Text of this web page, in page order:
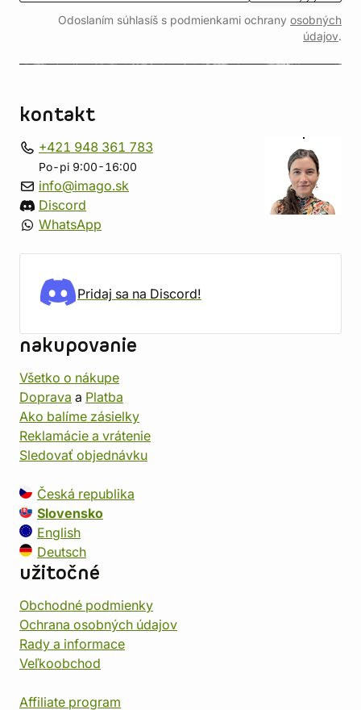
Odoslaním súhlasíš s podmienkami ochrany osobných
údajov.
kontakt
+421 948 361 783
Po-pi 9:00-16:00
info@imago.sk
Discord
WhatsApp
Pridaj sa na Discord!
nakupovanie
Všetko o nákupe
Doprava a Platba
Ako balíme zásielky
Reklamácie a vrátenie
Sledovať objednávku
Česká republika
Slovensko
English
Deutsch
užitočné
Obchodné podmienky
Ochrana osobných údajov
Rady a informace
Veľkoobchod
Affiliate program